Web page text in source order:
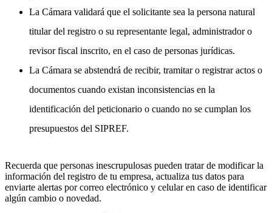
La Cámara validará que el solicitante sea la persona natural
titular del registro o su representante legal, administrador o
revisor fiscal inscrito, en el caso de personas jurídicas.
La Cámara se abstendrá de recibir, tramitar o registrar actos o
documentos cuando existan inconsistencias en la
identificación del peticionario o cuando no se cumplan los
presupuestos del SIPREF.
Recuerda que personas inescrupulosas pueden tratar de modificar la
información del registro de tu empresa, actualiza tus datos para
enviarte alertas por correo electrónico y celular en caso de identificar
algún cambio o novedad.